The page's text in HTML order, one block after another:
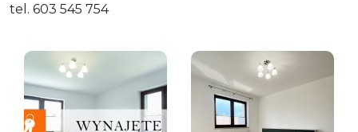
tel. 603 545 754